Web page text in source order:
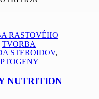
RASTOVÉHO
TVORBA
STEROIDOV,
NUTRITION